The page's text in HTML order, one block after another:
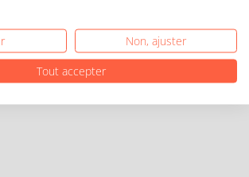
Non, ajuster
Tout accepter